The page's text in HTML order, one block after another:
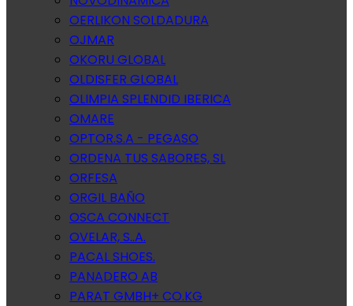
OERLIKON SOLDADURA
OJMAR
OKORU GLOBAL
OLDISFER GLOBAL
OLIMPIA SPLENDID IBERICA
OMARE
OPTOR.S.A - PEGASO
ORDENA TUS SABORES, SL
ORFESA
ORGIL BAÑO
OSCA CONNECT
OVELAR, S..A.
PACAL SHOES.
PANADERO AB
PARAT GMBH+ CO.KG